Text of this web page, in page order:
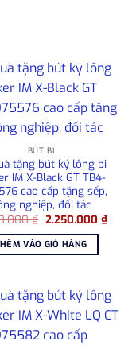
BÚT BI
tặng bút ký lông bi
IM X-Black GT TB4-
cao cấp tặng sếp,
nghiệp, đối tác
₫ Giá
là:
2.800.000 ₫.
2.250.000 ₫Giá
hiện
VÀO GIỎ HÀNG